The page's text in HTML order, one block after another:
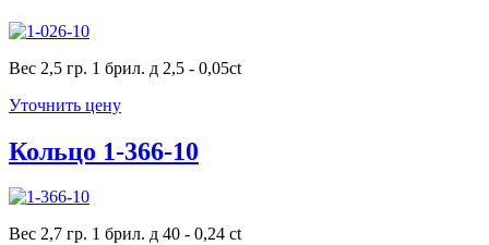
Вес 2,5 гр. 1 брил. д 2,5 - 0,05ct
Уточнить цену
Кольцо 1-366-10
Вес 2,7 гр. 1 брил. д 40 - 0,24 ct